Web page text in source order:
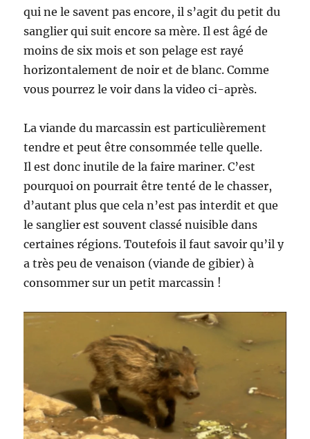
qui ne le savent pas encore, il s’agit du petit du
sanglier qui suit encore sa mère. Il est âgé de
moins de six mois et son pelage est rayé
horizontalement de noir et de blanc. Comme
vous pourrez le voir dans la video ci-après.
La viande du marcassin est particulièrement
tendre et peut être consommée telle quelle.
Il est donc inutile de la faire mariner. C’est
pourquoi on pourrait être tenté de le chasser,
d’autant plus que cela n’est pas interdit et que
le sanglier est souvent classé nuisible dans
certaines régions. Toutefois il faut savoir qu’il y
a très peu de venaison (viande de gibier) à
consommer sur un petit marcassin !